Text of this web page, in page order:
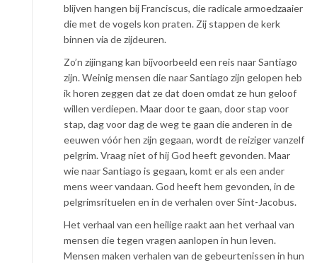
blijven hangen bij Franciscus, die radicale armoedzaaier
die met de vogels kon praten. Zij stappen de kerk
binnen via de zijdeuren.
Zo’n zijingang kan bijvoorbeeld een reis naar Santiago
zijn. Weinig mensen die naar Santiago zijn gelopen heb
ik horen zeggen dat ze dat doen omdat ze hun geloof
willen verdiepen. Maar door te gaan, door stap voor
stap, dag voor dag de weg te gaan die anderen in de
eeuwen vóór hen zijn gegaan, wordt de reiziger vanzelf
pelgrim. Vraag niet of hij God heeft gevonden. Maar
wie naar Santiago is gegaan, komt er als een ander
mens weer vandaan. God heeft hem gevonden, in de
pelgrimsrituelen en in de verhalen over Sint-Jacobus.
Het verhaal van een heilige raakt aan het verhaal van
mensen die tegen vragen aanlopen in hun leven.
Mensen maken verhalen van de gebeurtenissen in hun